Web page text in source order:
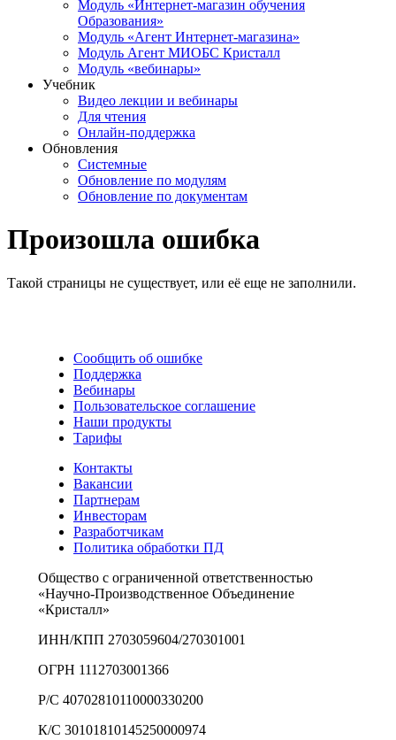
Модуль «Интернет-магазин обучения
Образования»
Модуль «Агент Интернет-магазина»
Модуль Агент МИОБС Кристалл
Модуль «вебинары»
Учебник
Видео лекции и вебинары
Для чтения
Онлайн-поддержка
Обновления
Системные
Обновление по модулям
Обновление по документам
Произошла ошибка
Такой страницы не существует, или её еще не заполнили.
Сообщить об ошибке
Поддержка
Вебинары
Пользовательское соглашение
Наши продукты
Тарифы
Контакты
Вакансии
Партнерам
Инвесторам
Разработчикам
Политика обработки ПД
Общество с ограниченной ответственностью
«Научно-Производственное Объединение
«Кристалл»
ИНН/КПП 2703059604/270301001
ОГРН 1112703001366
Р/С 40702810110000330200
К/С 30101810145250000974